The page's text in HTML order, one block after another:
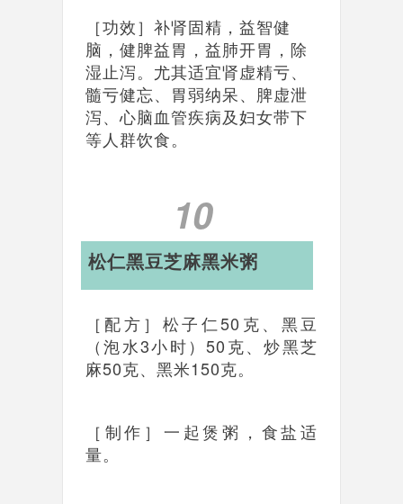
［功效］补肾固精，益智健
脑，健脾益胃，益肺开胃，除
湿止泻。尤其适宜肾虚精亏、
髓亏健忘、胃弱纳呆、脾虚泄
泻、心脑血管疾病及妇女带下
等人群饮食。
10
松仁黑豆芝麻黑米粥
［配方］松子仁50克、黑豆
（泡水3小时）50克、炒黑芝
麻50克、黑米150克。
［制作］一起煲粥，食盐适
量。